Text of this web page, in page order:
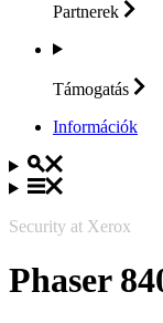
Partnerek
Támogatás
Információk
Security at Xerox
Phaser